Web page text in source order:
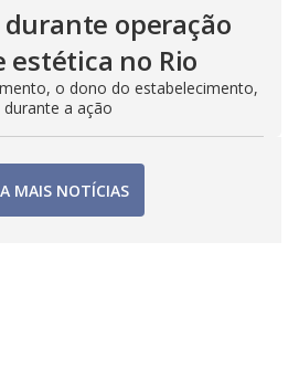
operação
estética no Rio
o dono do estabelecimento,
a ação
MAIS NOTÍCIAS